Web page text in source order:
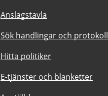
Anslagstavla
Sök handlingar och protokoll
Hitta politiker
E-tjänster och blanketter